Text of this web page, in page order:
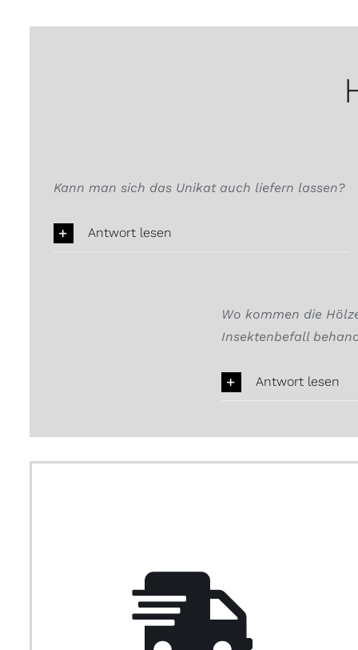
Kann man sich das Unikat auch liefern lassen?
Antwort lesen
Wo kommen die
Insektenbefall
Antwort lesen